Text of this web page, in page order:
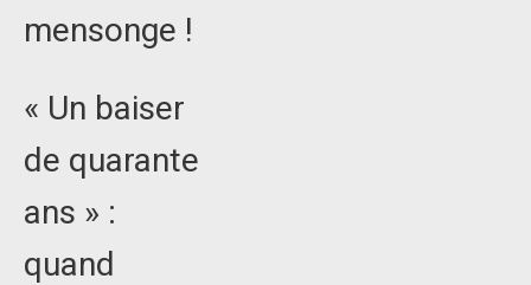
mensonge !
« Un baiser
de quarante
ans » :
quand